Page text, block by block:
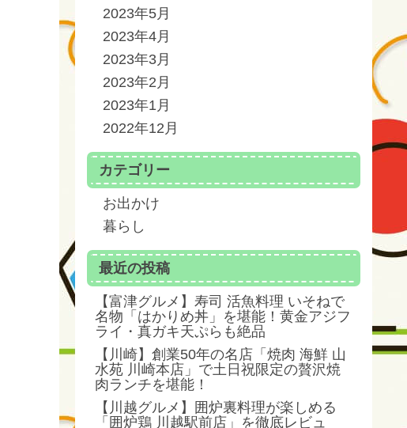
2023年5月
2023年4月
2023年3月
2023年2月
2023年1月
2022年12月
カテゴリー
お出かけ
暮らし
最近の投稿
【富津グルメ】寿司 活魚料理 いそねで
名物「はかりめ丼」を堪能！黄金アジフ
ライ・真ガキ天ぷらも絶品
【川崎】創業50年の名店「焼肉 海鮮 山
水苑 川崎本店」で土日祝限定の贅沢焼
肉ランチを堪能！
【川越グルメ】囲炉裏料理が楽しめる
「囲炉鶏 川越駅前店」を徹底レビュ